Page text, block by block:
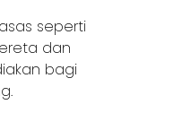
seperti
dan
bagi
Johor Bahru
Kangar
Klang